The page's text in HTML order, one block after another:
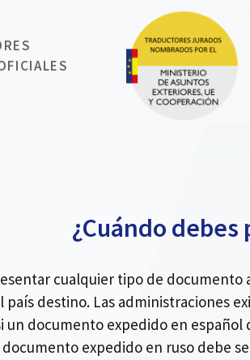
¿Cuándo
cualquier tipo de
país destino. Las administraciones
un documento expedido en
expedido en ruso debe